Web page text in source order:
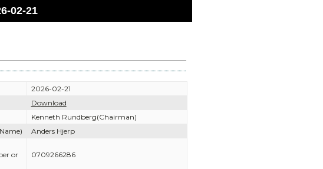
02-21
2026-02-21
Download
Kenneth Rundberg(Chairman)
Anders Hjerp
or
0709266286